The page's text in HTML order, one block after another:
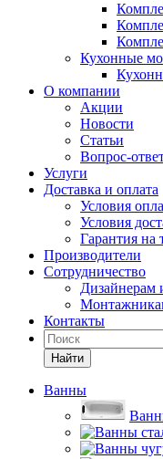
Кухонные
О компании
Акции
Новости
Статьи
Вопрос-
Услуги
Доставка и оплата
Условия
Условия
Гарантия на
Производители
Сотрудничество
Дизайнерам
Контакты
Найти
Ванны